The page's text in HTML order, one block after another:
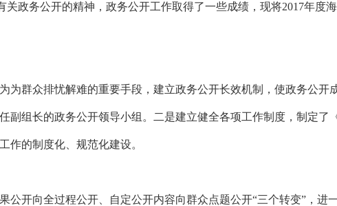
关政务公开的精神，政务公开工作取得了一些成绩，现将2017年度
为群众排忧解难的重要手段，建立政务公开长效机制，使政务公开
副组长的政务公开领导小组。二是建立健全各项工作制度，制定了
作的制度化、规范化建设。
公开向全过程公开、自定公开内容向群众点题公开“三个转变”，进